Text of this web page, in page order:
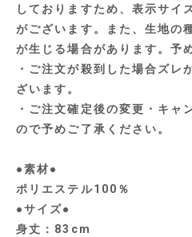
しておりますため、表示サイ
がございます。また、生地の
が生じる場合があります。予
・ご注文が殺到した場合ズレ
ざいます。
・ご注文確定後の変更・キャ
ので予めご了承ください。
●素材●
ポリエステル100％
●サイズ●
身丈：83cm